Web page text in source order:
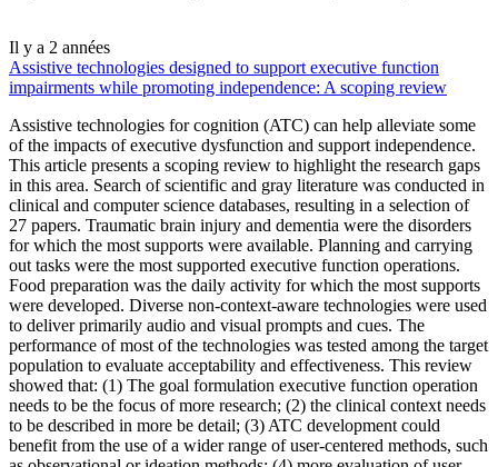
Il y a 2 années
Assistive technologies designed to support executive function
impairments while promoting independence: A scoping review
Assistive technologies for cognition (ATC) can help alleviate some
of the impacts of executive dysfunction and support independence.
This article presents a scoping review to highlight the research gaps
in this area. Search of scientific and gray literature was conducted in
clinical and computer science databases, resulting in a selection of
27 papers. Traumatic brain injury and dementia were the disorders
for which the most supports were available. Planning and carrying
out tasks were the most supported executive function operations.
Food preparation was the daily activity for which the most supports
were developed. Diverse non-context-aware technologies were used
to deliver primarily audio and visual prompts and cues. The
performance of most of the technologies was tested among the target
population to evaluate acceptability and effectiveness. This review
showed that: (1) The goal formulation executive function operation
needs to be the focus of more research; (2) the clinical context needs
to be described in more be detail; (3) ATC development could
benefit from the use of a wider range of user-centered methods, such